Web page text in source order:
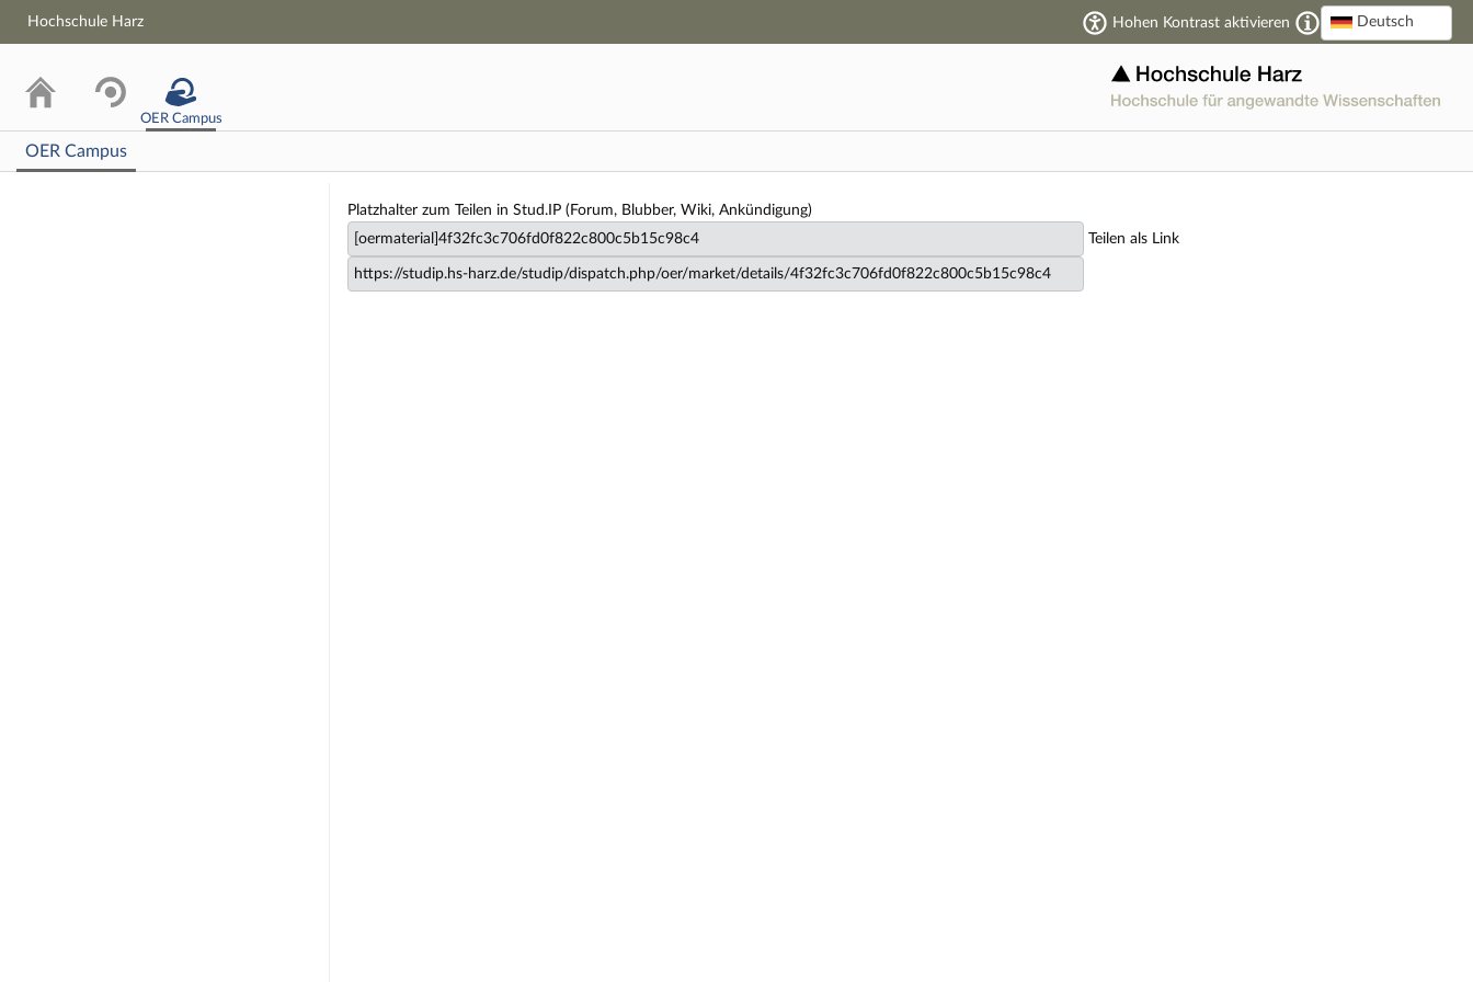
Hauptnavigation
Hochschule Harz Hohen Kontrast aktivieren Deutsch
OER Campus
OER Campus
Lernmaterialien
Platzhalter zum Teilen in Stud.IP (Forum, Blubber, Wiki, Ankündigung)
Teilen als Link